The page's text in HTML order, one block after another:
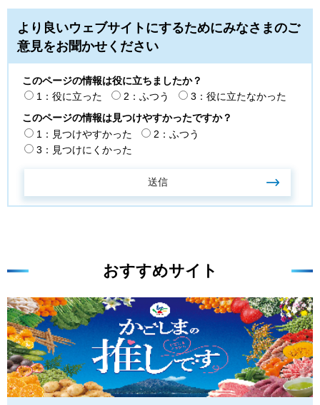
より良いウェブサイトにするためにみなさまのご
意見をお聞かせください
このページの情報は役に立ちましたか？
1：役に立った
2：ふつう
3：役に立たなかった
このページの情報は見つけやすかったですか？
1：見つけやすかった
2：ふつう
3：見つけにくかった
おすすめサイト